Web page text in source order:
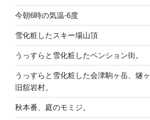
今朝6時の気温-6度
雪化粧したスキー場山頂
うっすらと雪化粧したペンション街。
うっすらと雪化粧した会津駒ヶ岳、燧
旧舘岩村。
秋本番、庭のモミジ。